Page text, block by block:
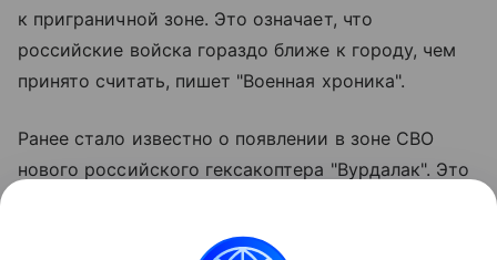
к приграничной зоне. Это означает, что
российские войска гораздо ближе к городу, чем
принято считать, пишет "Военная хроника".
Ранее стало известно о появлении в зоне СВО
нового российского гексакоптера "Вурдалак". Это
дрона, при ее создании упор делался на качества: